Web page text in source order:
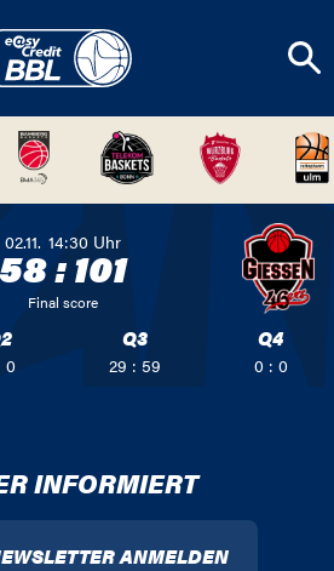
02.11. 14:30 Uhr
58:101
Final score
0
Q3
29 : 59
Q4
0 : 0
INFORMIERT
ANMELDEN